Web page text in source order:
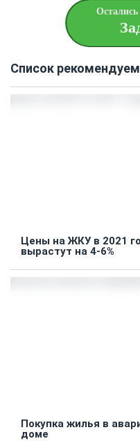
Список
Цены на ЖКУ в 2021
вырастут на 4-6%
Покупка жилья в
доме